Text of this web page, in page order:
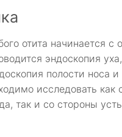
отита начинается с
эндоскопия уха,
полости носа и
исследовать как
так и со стороны